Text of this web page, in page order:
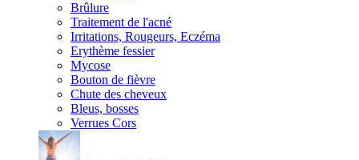
Brûlure
Traitement de l'acné
Irritations, Rougeurs, Eczéma
Erythème fessier
Mycose
Bouton de fièvre
Chute des cheveux
Bleus, bosses
Verrues Cors